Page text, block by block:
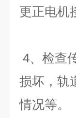
更正电机
4、检查
损坏，轨
情况等。